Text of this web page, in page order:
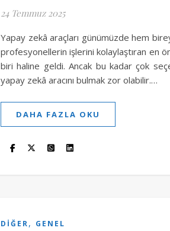
24 Temmuz 2025
Yapay zekâ araçları günümüzde hem
profesyonellerin işlerini kolaylaştıran en
biri haline geldi. Ancak bu kadar çok
yapay zekâ aracını bulmak zor olabilir.…
DAHA FAZLA OKU
DIĞER, GENEL